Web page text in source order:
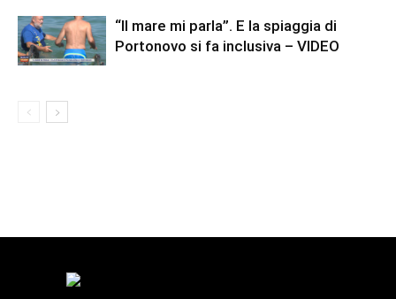
“Il mare mi parla”. E la spiaggia di
Portonovo si fa inclusiva – VIDEO